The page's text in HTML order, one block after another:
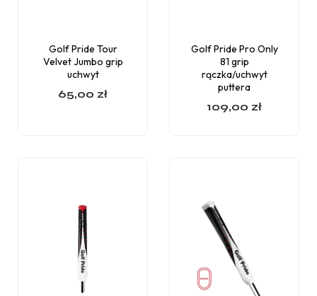
Golf Pride Tour
Velvet Jumbo grip
uchwyt
65,00 zł
Golf Pride Pro Only
81 grip
rączka/uchwyt
puttera
109,00 zł